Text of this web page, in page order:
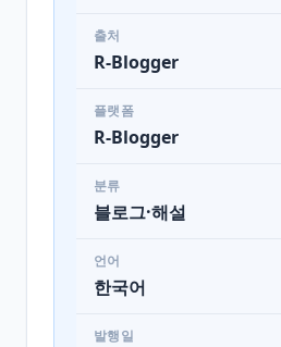
출처
R-Blogger
플랫폼
R-Blogger
분류
블로그·해설
언어
한국어
발행일